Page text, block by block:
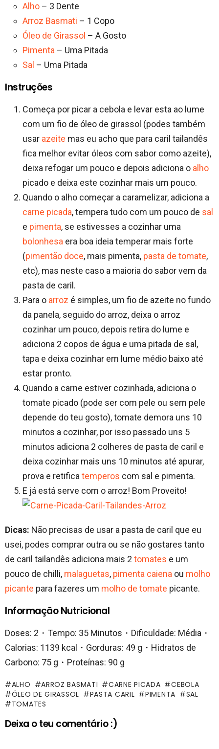
Alho – 3 Dente
Arroz Basmati – 1 Copo
Óleo de Girassol – A Gosto
Pimenta – Uma Pitada
Sal – Uma Pitada
Instruções
Começa por picar a cebola e levar esta ao lume
com um fio de óleo de girassol (podes também
usar azeite mas eu acho que para caril tailandês
fica melhor evitar óleos com sabor como azeite),
deixa refogar um pouco e depois adiciona o alho
picado e deixa este cozinhar mais um pouco.
Quando o alho começar a caramelizar, adiciona a
carne picada, tempera tudo com um pouco de sal
e pimenta, se estivesses a cozinhar uma
bolonhesa era boa ideia temperar mais forte
(pimentão doce, mais pimenta, pasta de tomate,
etc), mas neste caso a maioria do sabor vem da
pasta de caril.
Para o arroz é simples, um fio de azeite no fundo
da panela, seguido do arroz, deixa o arroz
cozinhar um pouco, depois retira do lume e
adiciona 2 copos de água e uma pitada de sal,
tapa e deixa cozinhar em lume médio baixo até
estar pronto.
Quando a carne estiver cozinhada, adiciona o
tomate picado (pode ser com pele ou sem pele
depende do teu gosto), tomate demora uns 10
minutos a cozinhar, por isso passado uns 5
minutos adiciona 2 colheres de pasta de caril e
deixa cozinhar mais uns 10 minutos até apurar,
prova e retifica temperos com sal e pimenta.
E já está serve com o arroz! Bom Proveito!
Dicas: Não precisas de usar a pasta de caril que eu
usei, podes comprar outra ou se não gostares tanto
de caril tailandês adiciona mais 2 tomates e um
pouco de chilli, malaguetas, pimenta caiena ou molho
picante para fazeres um molho de tomate picante.
Informação Nutricional
Doses: 2・Tempo: 35 Minutos・Dificuldade: Média・
Calorias: 1139 kcal・Gorduras: 49 g・Hidratos de
Carbono: 75 g・Proteínas: 90 g
ALHO ARROZ BASMATI CARNE PICADA
CEBOLA
ÓLEO DE GIRASSOL
PASTA CARIL PIMENTA
SAL
TOMATES
Deixa o teu comentário :)